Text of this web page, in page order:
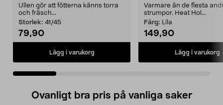
Ullen gör att fötterna känns torra
och fräsch...
Storlek: 41/45
79,90
Lägg i varukorg
37–42
Varmare än de flesta
strumpor. Heat Hol...
Färg: Lila
149,90
Lägg i varukorg
Ovanligt bra pris på vanliga saker